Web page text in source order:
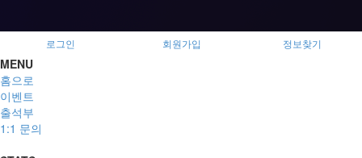
로그인 회원가입 정보찾기
MENU
홈으로
이벤트
출석부
1:1 문의